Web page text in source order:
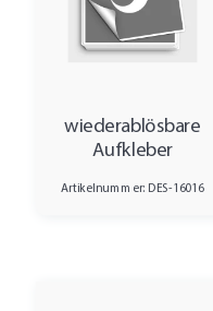
wiederablösbare
Aufkleber
Artikelnummer: DES-16016